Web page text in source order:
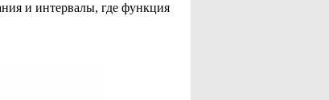
и интервалы, где функция